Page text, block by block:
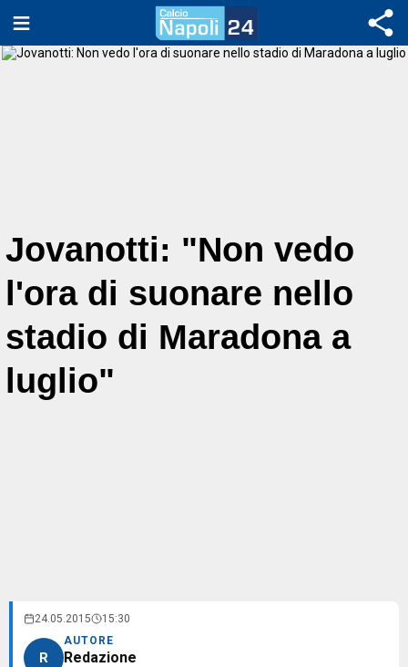
Jovanotti: "Non vedo
l'ora di suonare nello
stadio di Maradona a
luglio"
24.05.2015 15:30
R
AUTORE
Redazione